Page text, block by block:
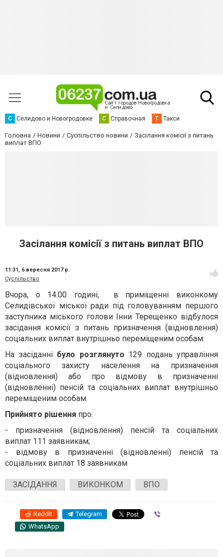
С Селидово и Новогродовке С Справочная Т Такси
Головна Новини Суспільство новини
Засілання комісії з питань
виплат ВПО
Засілання комісії з питань виплат ВПО
11:31, 6 вересня 2017 р.
Суспільство
Вчора, о 14.00 годині, в приміщенні виконкому
Селидівської міської ради під головуванням першого
заступника міського голови Інни Терещенко відбулося
засідання комісії з питань призначення (відновлення)
соціальних виплат внутрішньо переміщеним особам.
На засіданні було розглянуто 129 подань управління
соціального захисту населення на призначення
(відновлення) або про відмову в призначенні
(відновленні) пенсій та соціальних виплат внутрішньо
переміщеним особам.
Прийнято рішення про:
- призначення (відновлення) пенсій та соціальних
виплат 111 заявникам;
- відмову в призначенні (відновленні) пенсій та
соціальних виплат 18 заявникам
ЗАСІДАННЯ ВИКОНКОМ ВПО
Reddit Telegram
WhatsApp